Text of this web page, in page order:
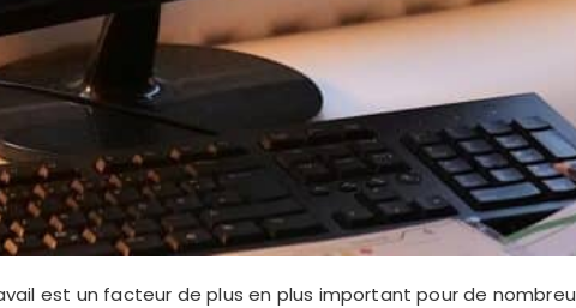
est un facteur de plus en plus important pour de